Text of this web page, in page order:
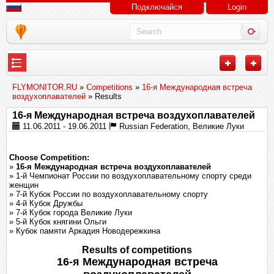
Подключайся Login
---
FLYMONITOR.RU » Competitions » 16-я Международная встреча
воздухоплавателей » Results
16-я Международная встреча воздухоплавателей
11.06.2011 - 19.06.2011 Russian Federation, Великие Луки
Choose Competition:
» 16-я Международная встреча воздухоплавателей
» 1-й Чемпионат России по воздухоплавательному спорту среди
женщин
» 7-й Кубок России по воздухоплавательному спорту
» 4-й Кубок Дружбы
» 7-й Кубок города Великие Луки
» 5-й Кубок княгини Ольги
» Кубок памяти Аркадия Новодережкина
Results of competitions
16-я Международная встреча